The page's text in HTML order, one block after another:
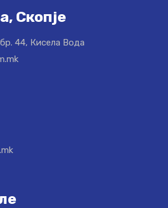
Скопје
44, Кисела Вода